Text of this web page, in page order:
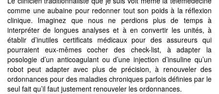
comme une aubaine pour redonner tout son poids à la réflexion
clinique. Imaginez que nous ne perdions plus de temps à
interpréter de longues analyses et à en convertir les unités, à
établir d’inutiles certificats médicaux pour des assureurs qui
pourraient eux-mêmes cocher des check-list, à adapter la
posologie d’un anticoagulant ou d’une injection d’insuline qu’un
robot peut adapter avec plus de précision, à renouveler des
ordonnances pour des maladies chroniques parfois définies par le
seul fait qu’il faut justement renouveler les ordonnances.